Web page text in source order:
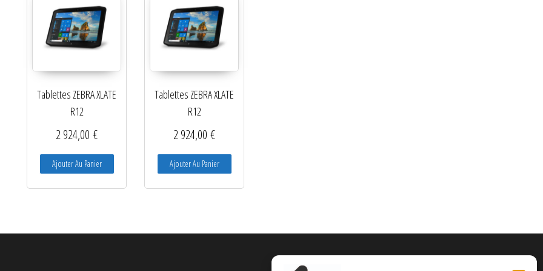
Ré-enrouleurs Distributeurs
RFID
Rubans transfert thermique
Têtes d'impression
Tablettes ZEBRA XLATE
R12
2 924,00€
Ajouter Au Panier
Tablettes ZEBRA XLATE
R12
2 924,00€
Ajouter Au Panier